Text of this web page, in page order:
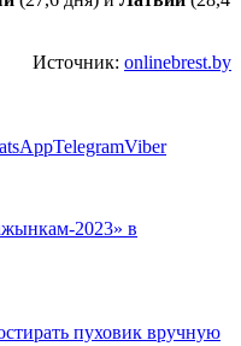
Источник: onlinebrest.by
TelegramViber
2023» в
пуховик вручную